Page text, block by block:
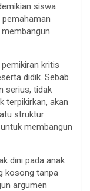
siswa
kritis
didik. Sebab
serius, tidak
terpikirkan, akan
struktur
membangun
dini pada anak
kosong tanpa
argumen